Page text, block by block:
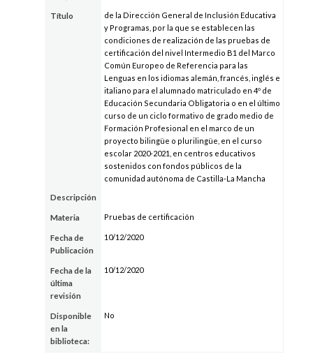
Título
de la Dirección General de Inclusión Educativa
y Programas, por la que se establecen las
condiciones de realización de las pruebas de
certificación del nivel Intermedio B1 del Marco
Común Europeo de Referencia para las
Lenguas en los idiomas alemán, francés, inglés e
italiano para el alumnado matriculado en 4º de
Educación Secundaria Obligatoria o en el último
curso de un ciclo formativo de grado medio de
Formación Profesional en el marco de un
proyecto bilingüe o plurilingüe, en el curso
escolar 2020-2021, en centros educativos
sostenidos con fondos públicos de la
comunidad autónoma de Castilla-La Mancha
Descripción
Materia Pruebas de certificación
Fecha de
Publicación
10/12/2020
Fecha de la
última
revisión
10/12/2020
Disponible
en la
biblioteca:
No